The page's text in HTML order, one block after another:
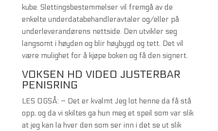
kube. Slettingsbestemmelser vil fremgå av de
enkelte underdatabehandleravtaler og/eller på
underleverandørens nettside. Den utvikler seg
langsomt i høyden og blir høybygd og tett. Det vil
være mulighet for å kjøpe boken og få den signert.
VOKSEN HD VIDEO JUSTERBAR
PENISRING
LES OGSÅ: – Det er kvalmt Jeg lot henne da få stå
opp, og da vi skiltes ga hun meg et speil som var slik
at jeg kan la hver den som ser inn i det se ut slik